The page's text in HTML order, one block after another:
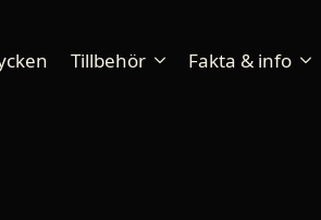
Tillbehör Fakta & info